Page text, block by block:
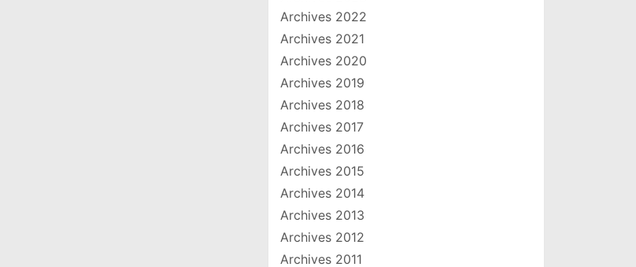
Archives 2022
Archives 2021
Archives 2020
Archives 2019
Archives 2018
Archives 2017
Archives 2016
Archives 2015
Archives 2014
Archives 2013
Archives 2012
Archives 2011